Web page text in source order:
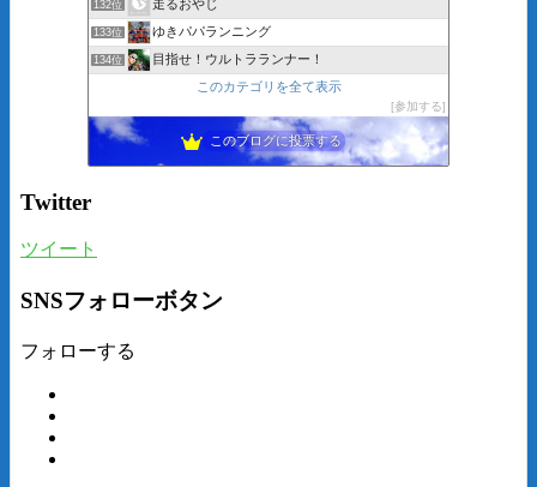
132位 走るおやじ
133位 ゆきパパランニング
134位
目指せ！ウルトラランナー！
このカテゴリを全て表示
参加する
このブログに投票する
Twitter
ツイート
SNSフォローボタン
フォローする